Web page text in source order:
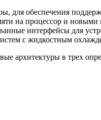
для обеспечения
на процессор и
интерфейсы для
с жидкостным
архитектуры в трех